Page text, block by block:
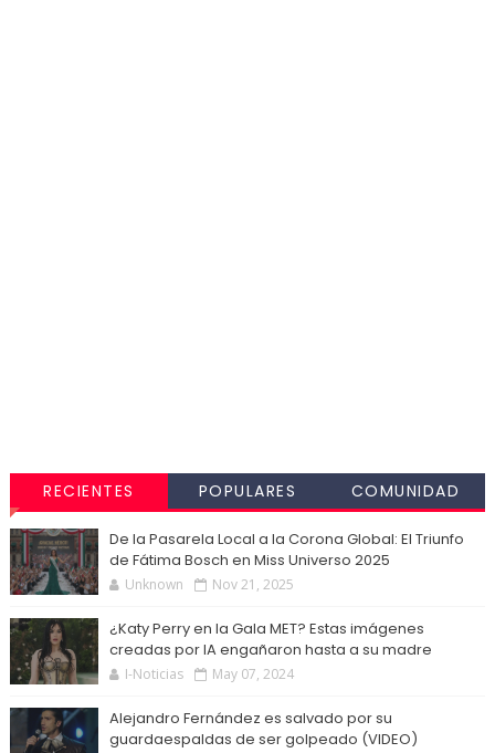
RECIENTES POPULARES COMUNIDAD
De la Pasarela Local a la Corona Global: El Triunfo
de Fátima Bosch en Miss Universo 2025
Unknown Nov 21, 2025
¿Katy Perry en la Gala MET? Estas imágenes
creadas por IA engañaron hasta a su madre
I-Noticias May 07, 2024
Alejandro Fernández es salvado por su
guardaespaldas de ser golpeado (VIDEO)